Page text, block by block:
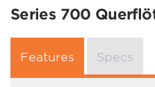
Series 700
Features Specs